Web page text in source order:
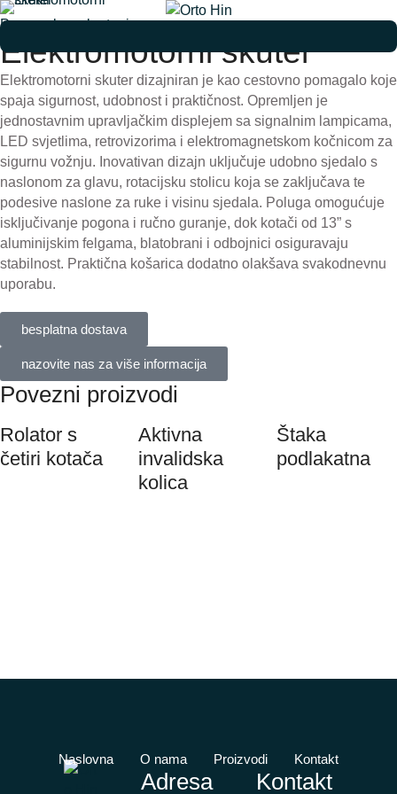
Pomagala za kretanje
Elektromotorni skuter
Elektromotorni skuter dizajniran je kao cestovno pomagalo koje
spaja sigurnost, udobnost i praktičnost. Opremljen je
jednostavnim upravljačkim displejem sa signalnim lampicama,
LED svjetlima, retrovizorima i elektromagnetskom kočnicom za
sigurnu vožnju. Inovativan dizajn uključuje udobno sjedalo s
naslonom za glavu, rotacijsku stolicu koja se zaključava te
podesive naslone za ruke i visinu sjedala. Poluga omogućuje
isključivanje pogona i ručno guranje, dok kotači od 13” s
aluminijskim felgama, blatobrani i odbojnici osiguravaju
stabilnost. Praktična košarica dodatno olakšava svakodnevnu
uporabu.
besplatna dostava
nazovite nas za više informacija
Povezni proizvodi
Rolator s
četiri kotača
Aktivna
invalidska
kolica
Štaka
podlakatna
Naslovna O nama Proizvodi Kontakt
Adresa Kontakt